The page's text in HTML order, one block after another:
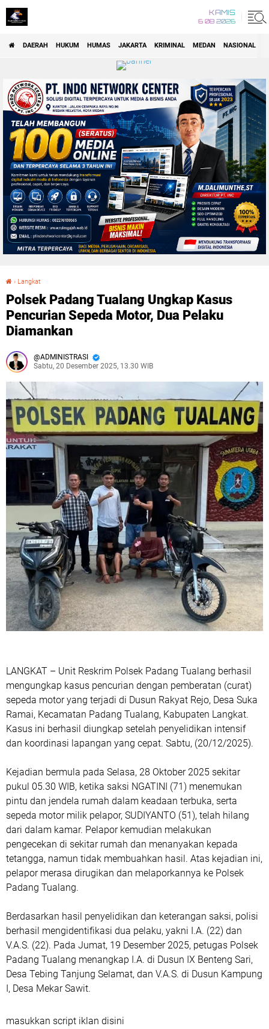
KAMIS
6 08 2026
DAERAH HUKUM HUMAS JAKARTA KRIMINAL MEDAN NASIONAL
› Langkat
Polsek Padang Tualang Ungkap Kasus
Pencurian Sepeda Motor, Dua Pelaku
Diamankan
ADMINISTRASI
Sabtu, 20 Desember 2025, 13.30 WIB
LANGKAT – Unit Reskrim Polsek Padang Tualang berhasil
mengungkap kasus pencurian dengan pemberatan (curat)
sepeda motor yang terjadi di Dusun Rakyat Rejo, Desa Suka
Ramai, Kecamatan Padang Tualang, Kabupaten Langkat.
Kasus ini berhasil diungkap setelah penyelidikan intensif
dan koordinasi lapangan yang cepat. Sabtu, (20/12/2025).
Kejadian bermula pada Selasa, 28 Oktober 2025 sekitar
pukul 05.30 WIB, ketika saksi NGATINI (71) menemukan
pintu dan jendela rumah dalam keadaan terbuka, serta
sepeda motor milik pelapor, SUDIYANTO (51), telah hilang
dari dalam kamar. Pelapor kemudian melakukan
pengecekan di sekitar rumah dan menanyakan kepada
tetangga, namun tidak membuahkan hasil. Atas kejadian ini,
pelapor merasa dirugikan dan melaporkannya ke Polsek
Padang Tualang.
Berdasarkan hasil penyelidikan dan keterangan saksi, polisi
berhasil mengidentifikasi dua pelaku, yakni I.A. (22) dan
V.A.S. (22). Pada Jumat, 19 Desember 2025, petugas Polsek
Padang Tualang menangkap I.A. di Dusun IX Benteng Sari,
Desa Tebing Tanjung Selamat, dan V.A.S. di Dusun Kampung
I, Desa Mekar Sawit.
masukkan script iklan disini